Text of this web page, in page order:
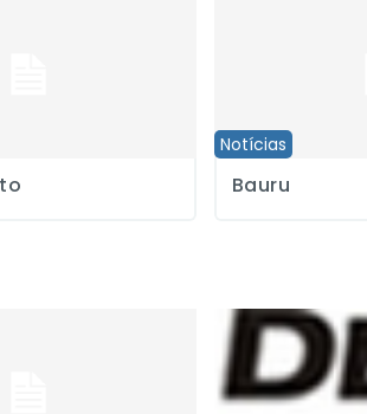
Notícias
Bauru
violência em processo de desocupação de
Sindicato